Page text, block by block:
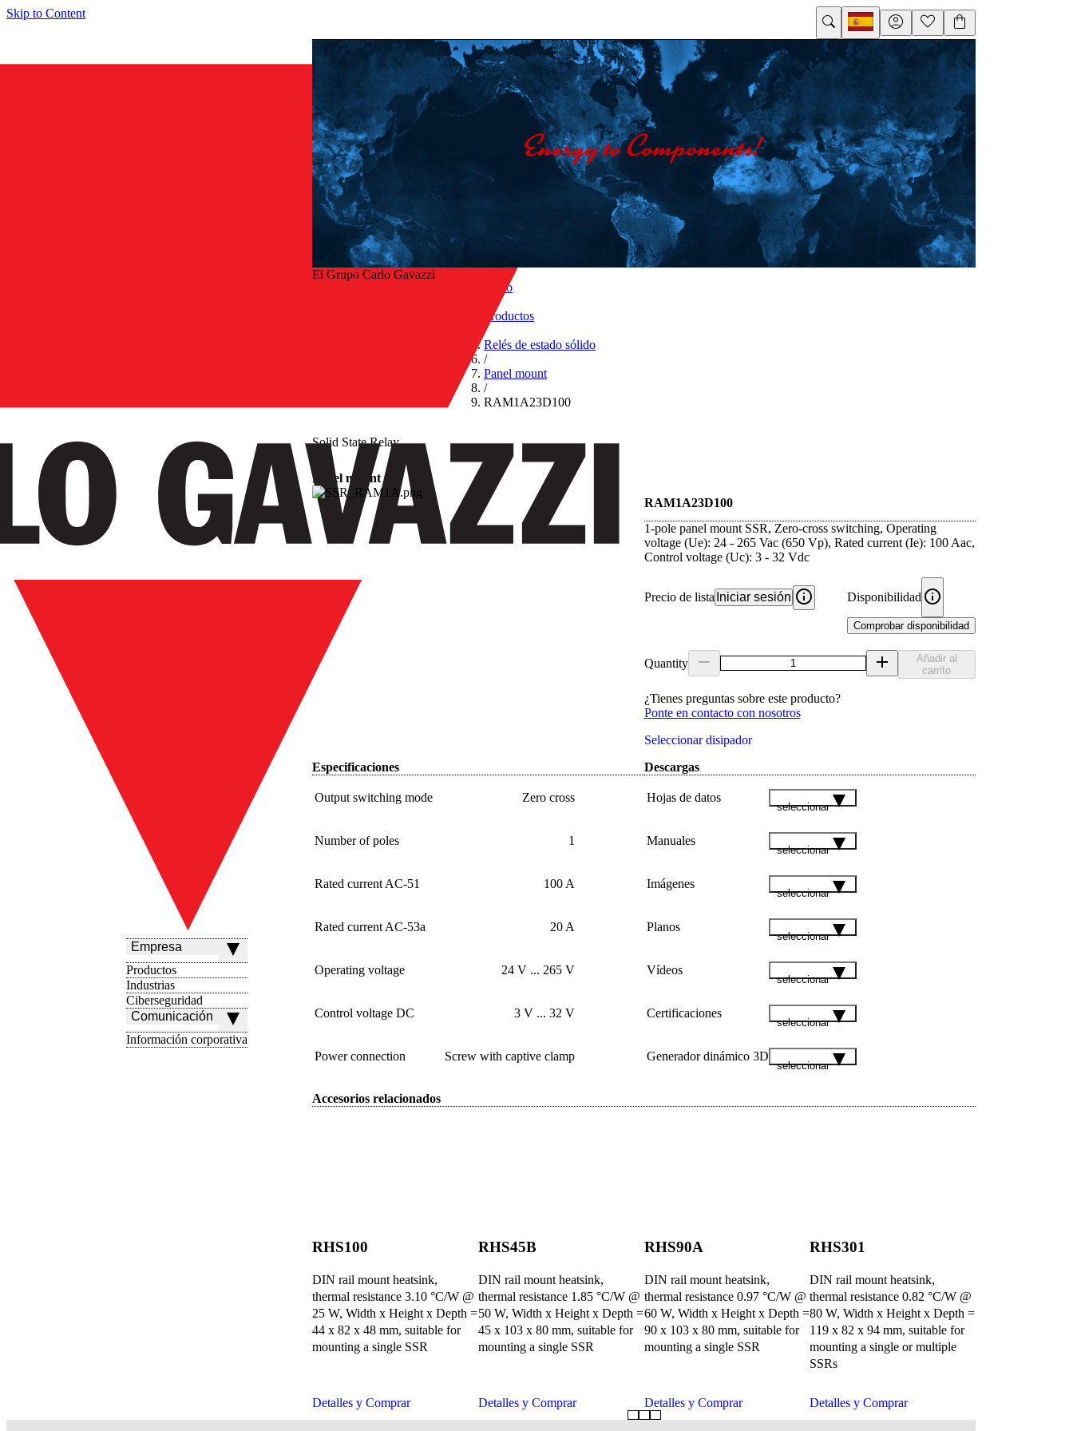
Skip to Content
Empresa
Productos
Industrias
Ciberseguridad
Comunicación
Información corporativa
El Grupo Carlo Gavazzi
Inicio
Productos
/
Relés de estado sólido
/
Panel mount
/
RAM1A23D100
Solid State Relay
Panel mount
RAM1A23D100
1-pole panel mount SSR, Zero-cross switching, Operating
voltage (Ue): 24 - 265 Vac (650 Vp), Rated current (Ie): 100 Aac,
Control voltage (Uc): 3 - 32 Vdc
Precio de lista Iniciar sesión Disponibilidad
Comprobar disponibilidad
Quantity
Añadir al
carrito
¿Tienes preguntas sobre este producto?
Ponte en contacto con nosotros
Seleccionar disipador
Especificaciones
Output switching mode Zero cross
Number of poles 1
Rated current AC-51 100 A
Rated current AC-53a 20 A
Operating voltage 24 V ... 265 V
Control voltage DC 3 V ... 32 V
Power connection Screw with captive clamp
Descargas
Hojas de datos
seleccionar
Manuales
seleccionar
Imágenes
seleccionar
Planos
seleccionar
Vídeos
seleccionar
Certificaciones
seleccionar
Generador dinámico 3D
seleccionar
Accesorios relacionados
RHS100
DIN rail mount heatsink,
thermal resistance 3.10 °C/W @
25 W, Width x Height x Depth =
44 x 82 x 48 mm, suitable for
mounting a single SSR
Detalles y Comprar
RHS45B
DIN rail mount heatsink,
thermal resistance 1.85 °C/W @
50 W, Width x Height x Depth =
45 x 103 x 80 mm, suitable for
mounting a single SSR
Detalles y Comprar
RHS90A
DIN rail mount heatsink,
thermal resistance 0.97 °C/W @
60 W, Width x Height x Depth =
90 x 103 x 80 mm, suitable for
mounting a single SSR
Detalles y Comprar
RHS301
DIN rail mount heatsink,
thermal resistance 0.82 °C/W @
80 W, Width x Height x Depth =
119 x 82 x 94 mm, suitable for
mounting a single or multiple
SSRs
Detalles y Comprar